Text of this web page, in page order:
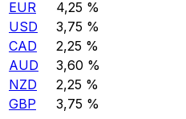
EUR
4,25 %
USD
3,75 %
CAD
2,25 %
AUD
3,60 %
NZD
2,25 %
GBP
3,75 %